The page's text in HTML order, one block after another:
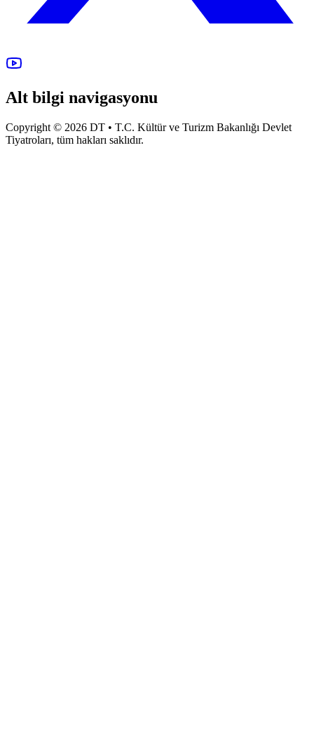
Alt bilgi navigasyonu
Copyright © 2026 DT • T.C. Kültür ve Turizm Bakanlığı Devlet
Tiyatroları, tüm hakları saklıdır.